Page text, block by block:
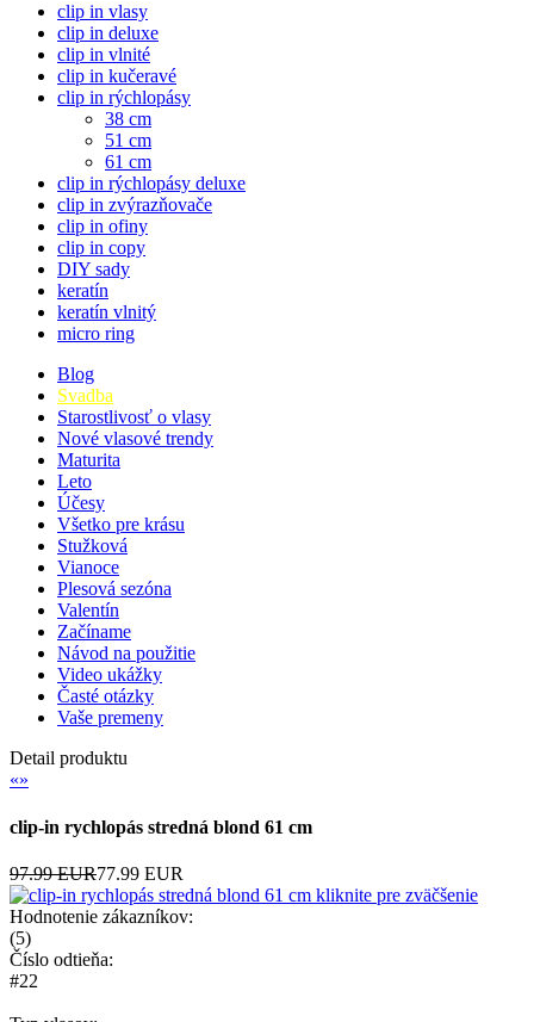
clip in vlasy
clip in deluxe
clip in vlnité
clip in kučeravé
clip in rýchlopásy
38 cm
51 cm
61 cm
clip in rýchlopásy deluxe
clip in zvýrazňovače
clip in ofiny
clip in copy
DIY sady
keratín
keratín vlnitý
micro ring
Blog
Svadba
Starostlivosť o vlasy
Nové vlasové trendy
Maturita
Leto
Účesy
Všetko pre krásu
Stužková
Vianoce
Plesová sezóna
Valentín
Začíname
Návod na použitie
Video ukážky
Časté otázky
Vaše premeny
Detail produktu
«»
clip-in rychlopás stredná blond 61 cm
97.99 EUR77.99 EUR
kliknite pre zväčšenie
Hodnotenie zákazníkov:
(5)
Číslo odtieňa:
#22